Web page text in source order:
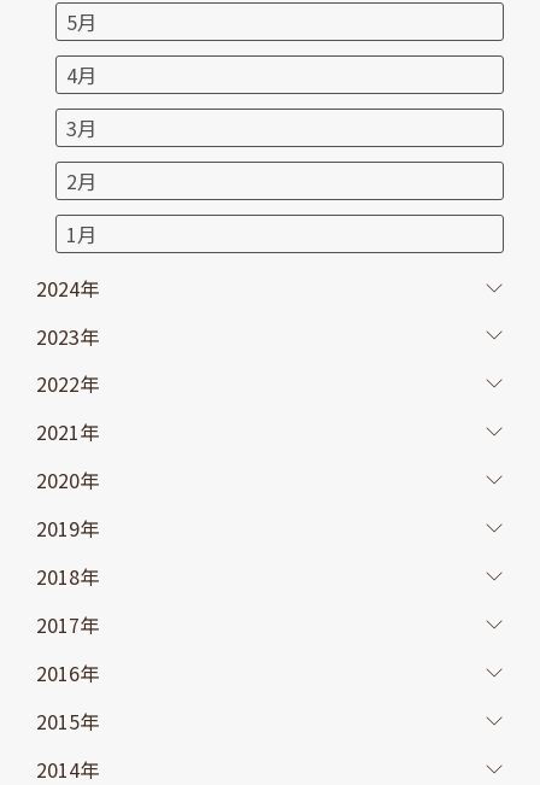
5月
4月
3月
2月
1月
2024年
2023年
2022年
2021年
2020年
2019年
2018年
2017年
2016年
2015年
2014年